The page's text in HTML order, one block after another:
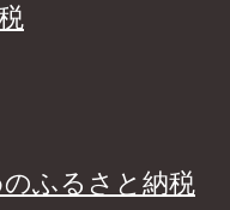
ふるさと納税